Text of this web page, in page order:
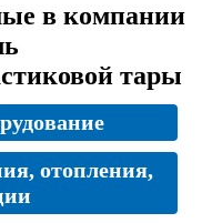
в компании
тары
отопления,